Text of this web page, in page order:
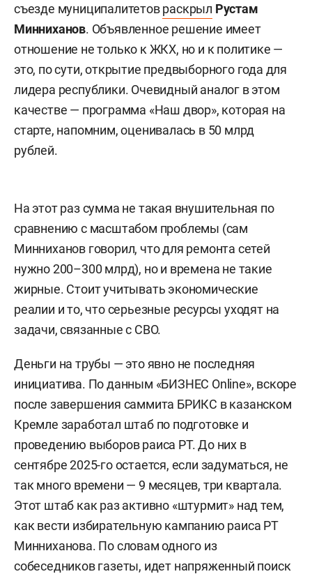
съезде муниципалитетовраскрыл Рустам
Минниханов. Объявленное решение имеет
отношение не только к ЖКХ, но и к политике —
это, по сути, открытие предвыборного года для
лидера республики. Очевидный аналог в этом
качестве — программа «Наш двор», которая на
старте, напомним, оценивалась в 50 млрд
рублей.
На этот раз сумма не такая внушительная по
сравнению с масштабом проблемы (сам
Минниханов говорил, что для ремонта сетей
нужно 200–300 млрд), но и времена не такие
жирные. Стоит учитывать экономические
реалии и то, что серьезные ресурсы уходят на
задачи, связанные с СВО.
Деньги на трубы — это явно не последняя
инициатива. По данным «БИЗНЕС Online», вскоре
после завершения саммита БРИКС в казанском
Кремле заработал штаб по подготовке и
проведению выборов раиса РТ. До них в
сентябре 2025-го остается, если задуматься, не
так много времени — 9 месяцев, три квартала.
Этот штаб как раз активно «штурмит» над тем,
как вести избирательную кампанию раиса РТ
Минниханова. По словам одного из
собеседников газеты, идет напряженный поиск